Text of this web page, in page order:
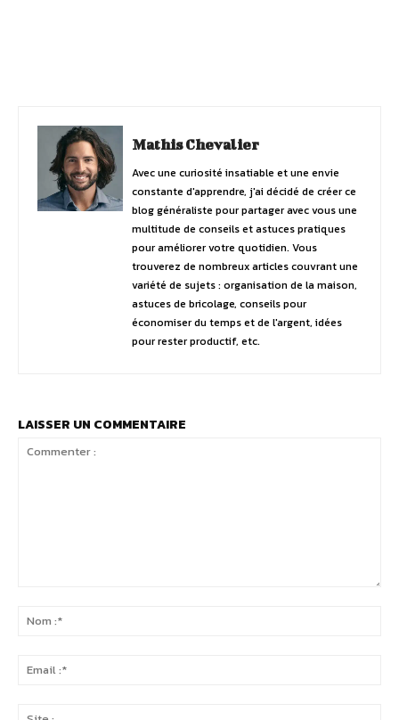
Mathis Chevalier
Avec une curiosité insatiable et une envie
constante d'apprendre, j'ai décidé de créer ce
blog généraliste pour partager avec vous une
multitude de conseils et astuces pratiques
pour améliorer votre quotidien. Vous
trouverez de nombreux articles couvrant une
variété de sujets : organisation de la maison,
astuces de bricolage, conseils pour
économiser du temps et de l'argent, idées
pour rester productif, etc.
LAISSER UN COMMENTAIRE